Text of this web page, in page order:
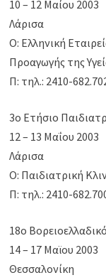
10 – 12 Μαίου 2003
Λάρισα
Ο: Ελληνική
Προαγωγής της
Π: τηλ.: 2410-
3ο Ετήσιο
12 – 13 Μαΐου 2003
Λάρισα
Ο: Παιδιατρική
Π: τηλ.: 2410-
18ο
14 – 17 Μαϊου 2003
Θεσσαλονίκη